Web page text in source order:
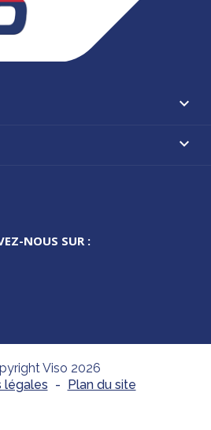


NOUS SUR :
Viso 2026
légales - Plan du site